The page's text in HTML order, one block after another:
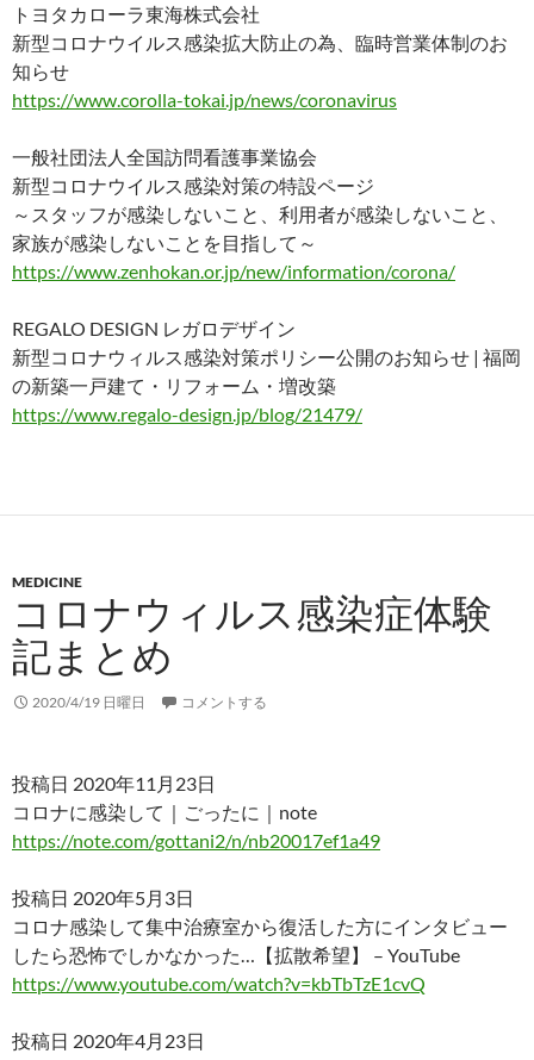
トヨタカローラ東海株式会社
新型コロナウイルス感染拡大防止の為、臨時営業体制のお
知らせ
https://www.corolla-tokai.jp/news/coronavirus
一般社団法人全国訪問看護事業協会
新型コロナウイルス感染対策の特設ページ
～スタッフが感染しないこと、利用者が感染しないこと、
家族が感染しないことを目指して～
https://www.zenhokan.or.jp/new/information/corona/
REGALO DESIGN レガロデザイン
新型コロナウィルス感染対策ポリシー公開のお知らせ | 福岡
の新築一戸建て・リフォーム・増改築
https://www.regalo-design.jp/blog/21479/
MEDICINE
コロナウィルス感染症体験
記まとめ
2020/4/19 日曜日 コメントする
投稿日 2020年11月23日
コロナに感染して｜ごったに｜note
https://note.com/gottani2/n/nb20017ef1a49
投稿日 2020年5月3日
コロナ感染して集中治療室から復活した方にインタビュー
したら恐怖でしかなかった…【拡散希望】 – YouTube
https://www.youtube.com/watch?v=kbTbTzE1cvQ
投稿日 2020年4月23日